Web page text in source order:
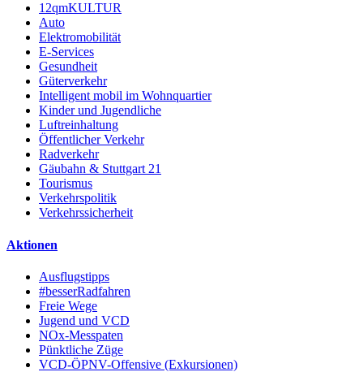
12qmKULTUR
Auto
Elektromobilität
E-Services
Gesundheit
Güterverkehr
Intelligent mobil im Wohnquartier
Kinder und Jugendliche
Luftreinhaltung
Öffentlicher Verkehr
Radverkehr
Gäubahn & Stuttgart 21
Tourismus
Verkehrspolitik
Verkehrssicherheit
Aktionen
Ausflugstipps
#besserRadfahren
Freie Wege
Jugend und VCD
NOx-Messpaten
Pünktliche Züge
VCD-ÖPNV-Offensive (Exkursionen)